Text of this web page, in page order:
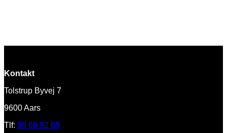
Kontakt
Tolstrup Byvej 7
9600 Aars
Tlf: 98 66 92 69